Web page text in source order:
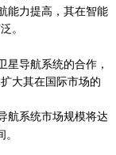
能力提高，其在智能
。
星导航系统的合作，
大其在国际市场的
航系统市场规模将达